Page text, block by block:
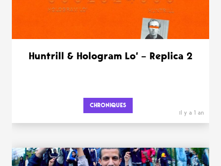
Huntrill & Hologram Lo’ – Replica 2
CHRONIQUES
il y a 1 an